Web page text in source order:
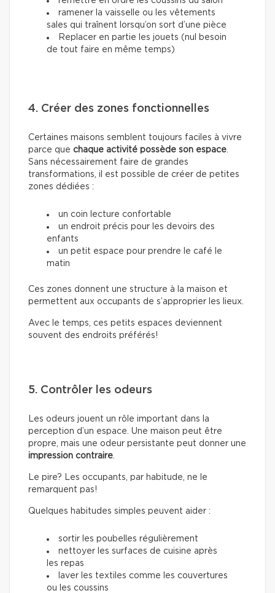
ramener la vaisselle ou les vêtements
sales qui traînent lorsqu’on sort d’une pièce
Replacer en partie les jouets (nul besoin
de tout faire en même temps)
4. Créer des zones fonctionnelles
Certaines maisons semblent toujours faciles à vivre
parce que chaque activité possède son espace.
Sans nécessairement faire de grandes
transformations, il est possible de créer de petites
zones dédiées :
un coin lecture confortable
un endroit précis pour les devoirs des
enfants
un petit espace pour prendre le café le
matin
Ces zones donnent une structure à la maison et
permettent aux occupants de s’approprier les lieux.
Avec le temps, ces petits espaces deviennent
souvent des endroits préférés!
5. Contrôler les odeurs
Les odeurs jouent un rôle important dans la
perception d’un espace. Une maison peut être
propre, mais une odeur persistante peut donner une
impression contraire.
Le pire? Les occupants, par habitude, ne le
remarquent pas!
Quelques habitudes simples peuvent aider :
sortir les poubelles régulièrement
nettoyer les surfaces de cuisine après
les repas
laver les textiles comme les couvertures
ou les coussins